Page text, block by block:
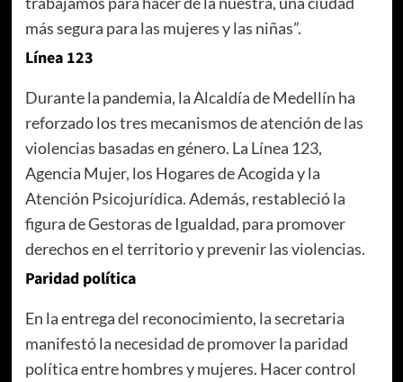
más segura para las mujeres y las niñas”.
Línea 123
Durante la pandemia, la Alcaldía de Medellín ha
reforzado los tres mecanismos de atención de las
violencias basadas en género. La Línea 123,
Agencia Mujer, los Hogares de Acogida y la
Atención Psicojurídica. Además, restableció la
figura de Gestoras de Igualdad, para promover
derechos en el territorio y prevenir las violencias.
Paridad política
En la entrega del reconocimiento, la secretaria
manifestó la necesidad de promover la paridad
política entre hombres y mujeres. Hacer control